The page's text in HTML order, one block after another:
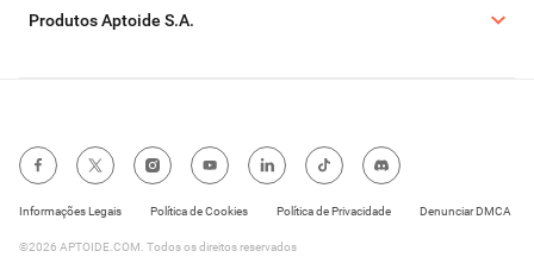
Produtos Aptoide S.A.
Informações Legais Política de Cookies Política de Privacidade Denunciar DMCA
©2026 APTOIDE.COM. Todos os direitos reservados